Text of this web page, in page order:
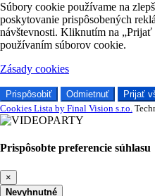
Súbory cookie používame na
poskytovanie prispôsobených
návštevnosti. Kliknutím na „Prijať
používaním súborov cookie.
Zásady cookies
Prispôsobiť Odmietnuť
Prijať
Cookies Lista by Final Vision s.r.o.
Prispôsobte preferencie súhlasu
×
Nevyhnutné